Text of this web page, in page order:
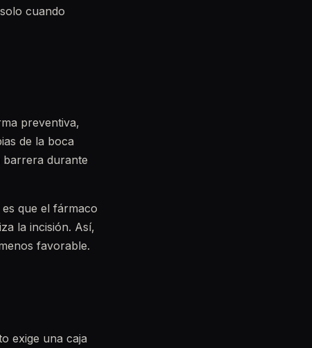
cuando
preventiva,
de la boca
durante
que el fármaco
la incisión. Así,
favorable.
exige una caja